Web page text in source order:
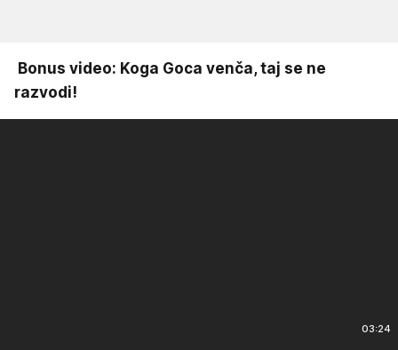
Bonus video: Koga Goca venča, taj se ne
razvodi!
03:24